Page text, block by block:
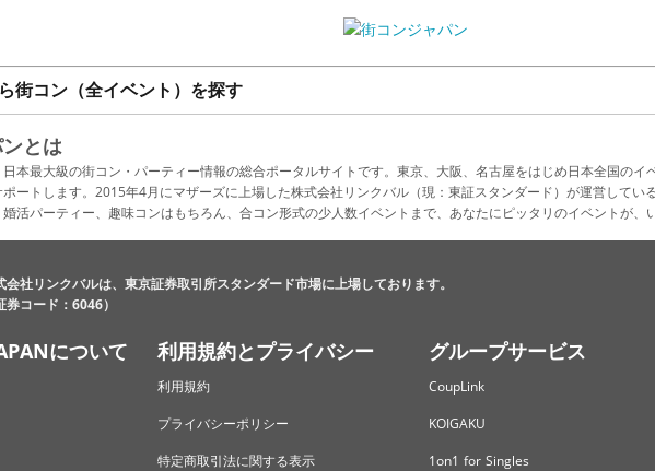
街コン（全イベント）を探す
とは
本最大級の街コン・パーティー情報の総合ポータルサイトです。東京、大阪、名古屋をはじめ日本全国の
ートします。2015年4月にマザーズに上場した株式会社リンクバル（現：東証スタンダード）が運営してい
活パーティー、趣味コンはもちろん、合コン形式の少人数イベントまで、あなたにピッタリのイベントが、
会社リンクバルは、東京証券取引所スタンダード市場に上場しております。
券コード：6046）
について 利用規約とプライバシー
利用規約
プライバシーポリシー
特定商取引法に関する表示
グループサービス
CoupLink
KOIGAKU
1on1 for Singles